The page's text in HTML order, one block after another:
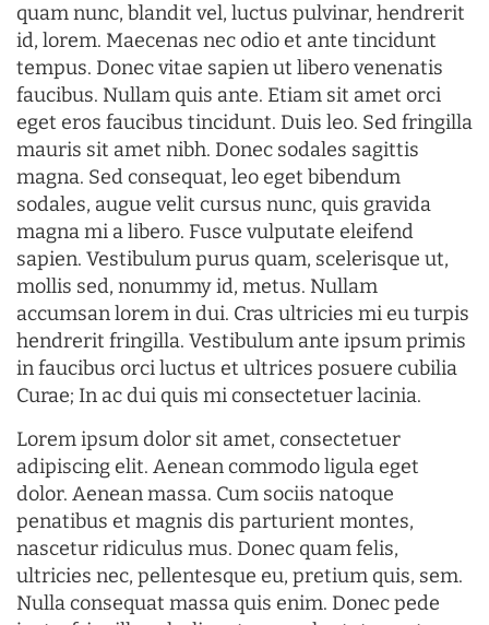
quam nunc, blandit vel, luctus pulvinar, hendrerit
id, lorem. Maecenas nec odio et ante tincidunt
tempus. Donec vitae sapien ut libero venenatis
faucibus. Nullam quis ante. Etiam sit amet orci
eget eros faucibus tincidunt. Duis leo. Sed fringilla
mauris sit amet nibh. Donec sodales sagittis
magna. Sed consequat, leo eget bibendum
sodales, augue velit cursus nunc, quis gravida
magna mi a libero. Fusce vulputate eleifend
sapien. Vestibulum purus quam, scelerisque ut,
mollis sed, nonummy id, metus. Nullam
accumsan lorem in dui. Cras ultricies mi eu turpis
hendrerit fringilla. Vestibulum ante ipsum primis
in faucibus orci luctus et ultrices posuere cubilia
Curae; In ac dui quis mi consectetuer lacinia.
Lorem ipsum dolor sit amet, consectetuer
adipiscing elit. Aenean commodo ligula eget
dolor. Aenean massa. Cum sociis natoque
penatibus et magnis dis parturient montes,
nascetur ridiculus mus. Donec quam felis,
ultricies nec, pellentesque eu, pretium quis, sem.
Nulla consequat massa quis enim. Donec pede